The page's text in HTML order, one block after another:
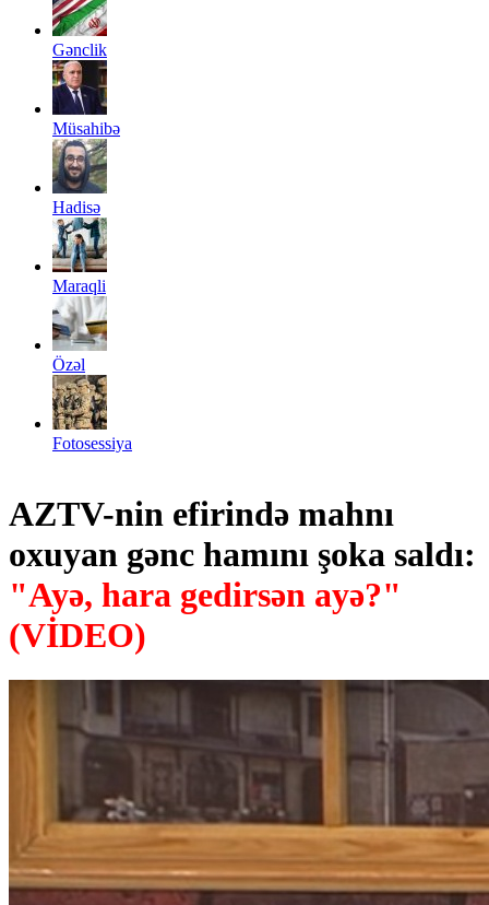
Gənclik
Müsahibə
Hadisə
Maraqli
Özəl
Fotosessiya
AZTV-nin efirində mahnı
oxuyan gənc hamını şoka saldı:
"Ayə, hara gedirsən ayə?"
(VİDEO)